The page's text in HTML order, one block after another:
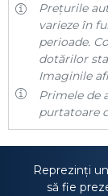
Prețurile
varieze în
perioade.
dotărilor
Imaginile
Primele de
purtatoare
Reprezinți
să fie